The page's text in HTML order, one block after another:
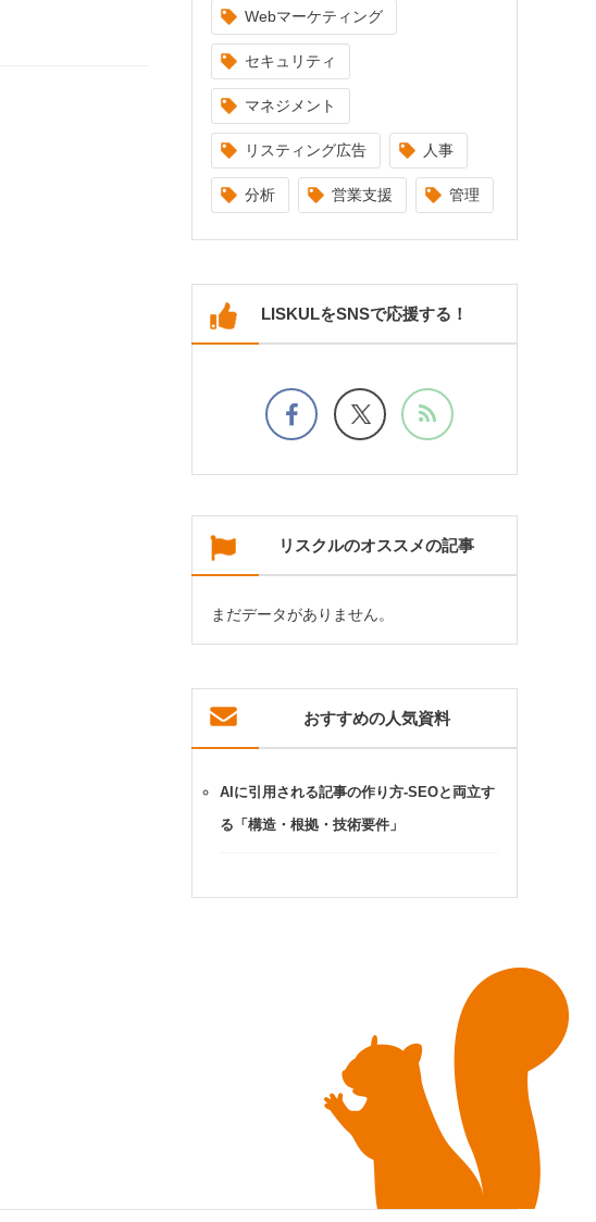
Webマーケティング
セキュリティ
マネジメント
リスティング広告 人事
分析 営業支援 管理
LISKULをSNSで応援する！
リスクルのオススメの記事
まだデータがありません。
おすすめの人気資料
AIに引用される記事の作り方-SEOと両立す
る「構造・根拠・技術要件」